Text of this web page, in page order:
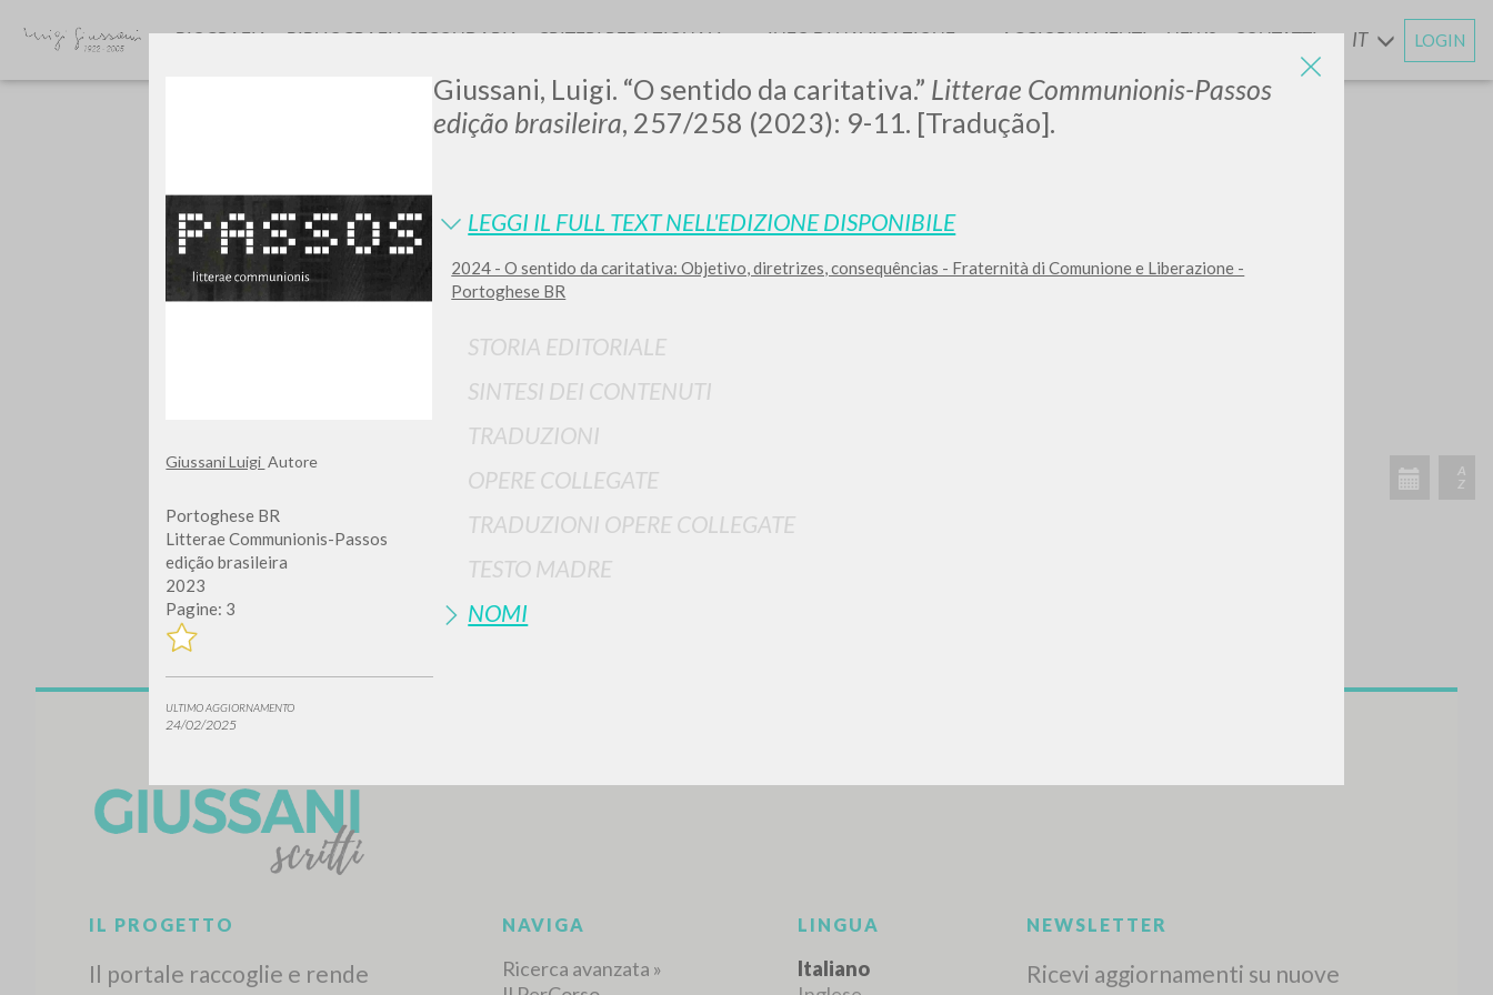
Giussani Luigi Autore
Portoghese BR
Litterae Communionis-Passos
edição brasileira
2023
Pagine: 3
ULTIMO AGGIORNAMENTO
24/02/2025
Giussani, Luigi. “O sentido da caritativa.” Litterae Communionis-Passos
edição brasileira, 257/258 (2023): 9-11. [Tradução].
LEGGI IL FULL TEXT NELL'EDIZIONE DISPONIBILE
2024 - O sentido da caritativa: Objetivo, diretrizes, consequências - Fraternità di Comunione e Liberazione -
Portoghese BR
STORIA EDITORIALE
SINTESI DEI CONTENUTI
TRADUZIONI
OPERE COLLEGATE
TRADUZIONI OPERE COLLEGATE
TESTO MADRE
NOMI
LUIGI
GIUSSANI
scritti
BIOGRAFIA BIBLIOGRAFIA SECONDARIA CRITERI REDAZIONALI INFO DI NAVIGAZIONE AGGIORNAMENTIENEWS CONTATTI IT LOGIN
0DOCUMENTI TROVATI
TIPOLOGIA OPERA